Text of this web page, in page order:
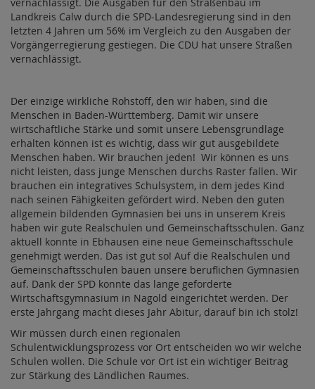
Landkreis Calw durch die SPD-Landesregierung sind in den
letzten 4 Jahren um 56% im Vergleich zu den Ausgaben der
Vorgängerregierung gestiegen. Die CDU hat unsere Straßen
vernachlässigt.
Der einzige wirkliche Rohstoff, den wir haben, sind die
Menschen in Baden-Württemberg. Damit wir unsere
wirtschaftliche Stärke und somit unsere Lebensgrundlage
erhalten können ist es wichtig, dass wir gut ausgebildete
Menschen haben. Wir brauchen jeden! Wir können es uns
nicht leisten, dass junge Menschen durchs Raster fallen. Wir
brauchen ein integratives Schulsystem, in dem jedes Kind
nach seinen Fähigkeiten gefördert wird. Neben den guten
allgemein bildenden Gymnasien bei uns in unserem Kreis
haben wir gute Realschulen und Gemeinschaftsschulen. Ganz
aktuell konnte in Ebhausen eine neue Gemeinschaftsschule
genehmigt werden. Das ist gut so! Auf die Realschulen und
Gemeinschaftsschulen bauen unsere beruflichen Gymnasien
auf. Dank der SPD konnte das lange geforderte
Wirtschaftsgymnasium in Nagold eingerichtet werden. Der
erste Jahrgang macht dieses Jahr Abitur, darauf bin ich stolz!
Wir müssen durch einen regionalen
Schulentwicklungsprozess vor Ort entscheiden wo wir welche
Schulen wollen. Die Schule vor Ort ist ein wichtiger Beitrag
zur Stärkung des Ländlichen Raumes.